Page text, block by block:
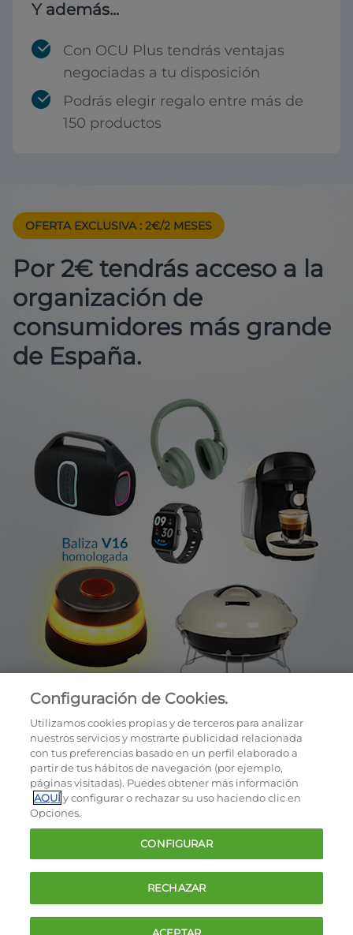
Y además...
Con OCU Plus tendrás ventajas
negociadas a tu disposición
Podrás elegir regalo entre más de
150 productos
OFERTA EXCLUSIVA : 2€/2 MESES
Por 2€ tendrás acceso a la
organización de
consumidores más grande
de España.
Cookies
Política de privacidad
Términos y condiciones de la oferta
Contacto
FAQ
Configuración de Cookies.
Utilizamos cookies propias y de terceros para analizar
nuestros servicios y mostrarte publicidad relacionada
con tus preferencias basado en un perfil elaborado a
partir de tus hábitos de navegación (por ejemplo,
páginas visitadas). Puedes obtener más información
AQUÍy configurar o rechazar su uso haciendo clic en
Opciones.
CONFIGURAR
RECHAZAR